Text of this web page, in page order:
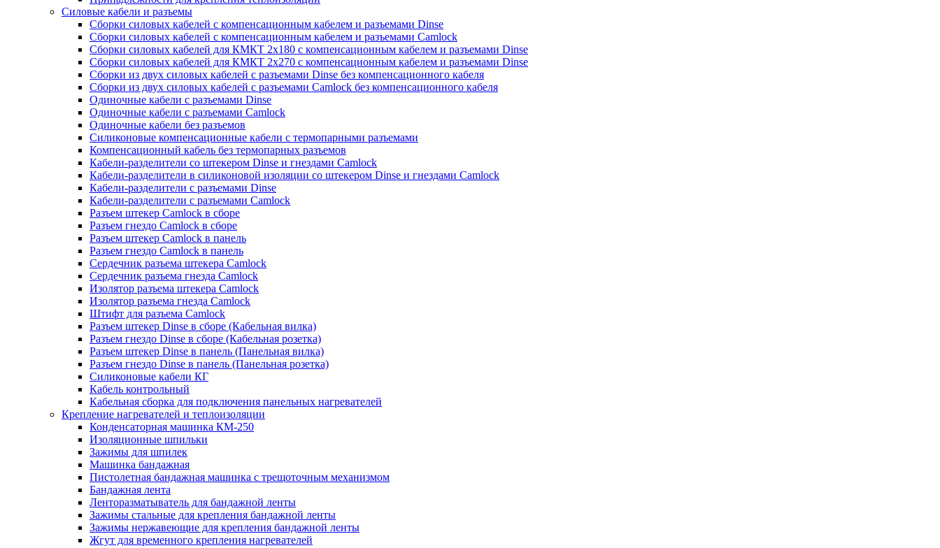
Силовые кабели и разъемы
Сборки силовых кабелей с компенсационным кабелем и разъемами Dinse
Сборки силовых кабелей с компенсационным кабелем и разъемами Camlock
Сборки силовых кабелей для КМКТ 2х180 с компенсационным кабелем и разъемами Dinse
Сборки силовых кабелей для КМКТ 2х270 с компенсационным кабелем и разъемами Dinse
Сборки из двух силовых кабелей с разъемами Dinse без компенсационного кабеля
Сборки из двух силовых кабелей с разъемами Camlock без компенсационного кабеля
Одиночные кабели с разъемами Dinse
Одиночные кабели с разъемами Camlock
Одиночные кабели без разъемов
Силиконовые компенсационные кабели c термопарными разъемами
Компенсационный кабель без термопарных разъемов
Кабели-разделители со штекером Dinse и гнездами Camlock
Кабели-разделители в силиконовой изоляции со штекером Dinse и гнездами Camlock
Кабели-разделители с разъемами Dinse
Кабели-разделители с разъемами Camlock
Разъем штекер Camlock в сборе
Разъем гнездо Camlock в сборе
Разъем штекер Camlock в панель
Разъем гнездо Camlock в панель
Сердечник разъема штекера Camlock
Сердечник разъема гнезда Camlock
Изолятор разъема штекера Camlock
Изолятор разъема гнезда Camlock
Штифт для разъема Camlock
Разъем штекер Dinse в сборе (Кабельная вилка)
Разъем гнездо Dinse в сборе (Кабельная розетка)
Разъем штекер Dinse в панель (Панельная вилка)
Разъем гнездо Dinse в панель (Панельная розетка)
Силиконовые кабели КГ
Кабель контрольный
Кабельная сборка для подключения панельных нагревателей
Крепление нагревателей и теплоизоляции
Конденсаторная машинка КМ-250
Изоляционные шпильки
Зажимы для шпилек
Машинка бандажная
Пистолетная бандажная машинка с трещоточным механизмом
Бандажная лента
Ленторазматыватель для бандажной ленты
Зажимы стальные для крепления бандажной ленты
Зажимы нержавеющие для крепления бандажной ленты
Жгут для временного крепления нагревателей